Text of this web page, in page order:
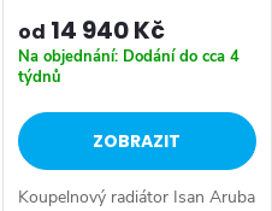
od 14 940 Kč
Na objednání: Dodání do cca 4
týdnů
ZOBRAZIT
Koupelnový radiátor Isan Aruba